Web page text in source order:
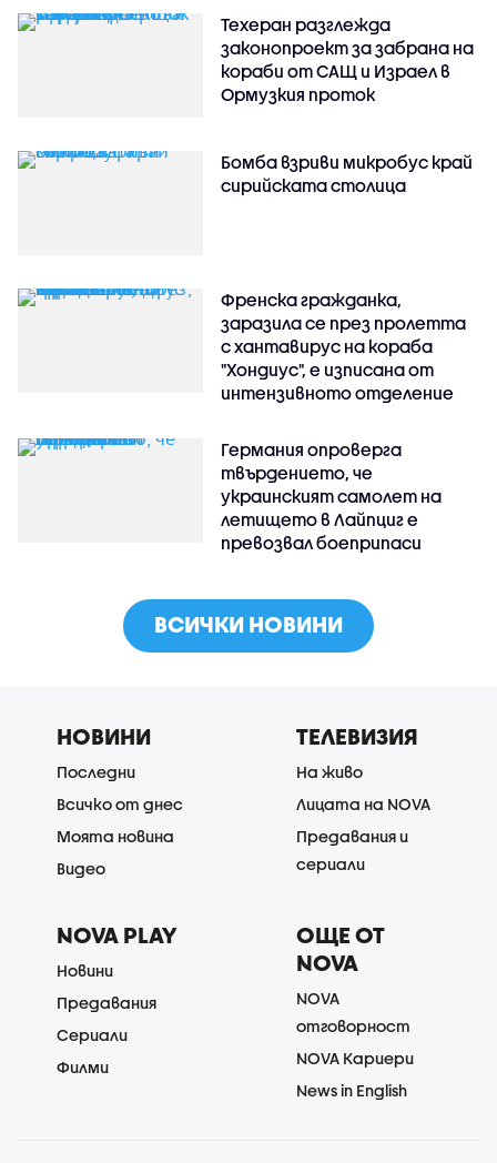
Техеран разглежда
законопроект за забрана на
кораби от САЩ и Израел в
Ормузкия проток
Бомба взриви микробус край
сирийската столица
Френска гражданка,
заразила се през пролетта
с хантавирус на кораба
"Хондиус", е изписана от
интензивното отделение
Германия опроверга
твърдението, че
украинският самолет на
летището в Лайпциг е
превозвал боеприпаси
ВСИЧКИ НОВИНИ
НОВИНИ
Последни
Всичко от днес
Моята новина
Видео
ТЕЛЕВИЗИЯ
На живо
Лицата на NOVA
Предавания и
сериали
NOVA PLAY
Новини
Предавания
Сериали
Филми
ОЩЕ ОТ
NOVA
NOVA
отговорност
NOVA Кариери
News in English